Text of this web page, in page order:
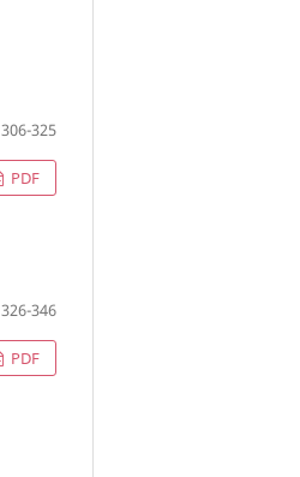
306-325
PDF
326-346
PDF